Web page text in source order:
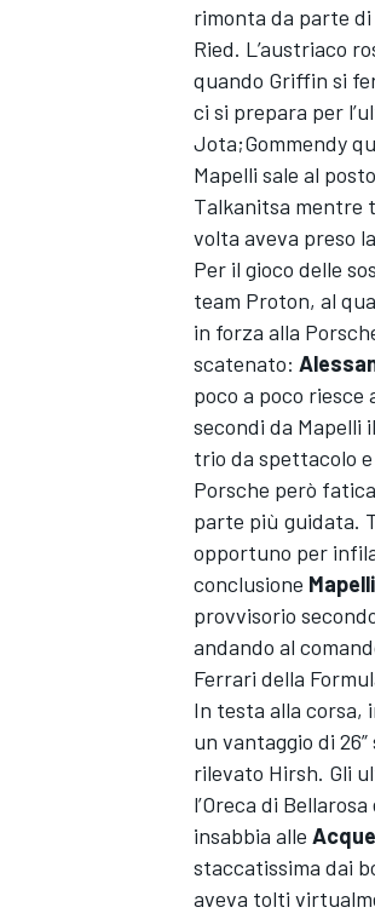
ENDURANCE/GT
rimonta da parte di
Ried. L’austriaco
quando Griffin si
ci si prepara per
Jota;Gommendy
Mapelli sale al
Talkanitsa mentre
volta aveva preso
Per il gioco delle
team Proton, al
in forza alla
scatenato:
poco a poco
secondi da Mapelli
trio da spettacolo
Porsche però
parte più guidata.
opportuno per
conclusione Mapelli
provvisorio
andando al
Ferrari della
In testa alla corsa,
un vantaggio di
rilevato Hirsh. Gli
l’Oreca di
insabbia alle
staccatissima dai
aveva tolti